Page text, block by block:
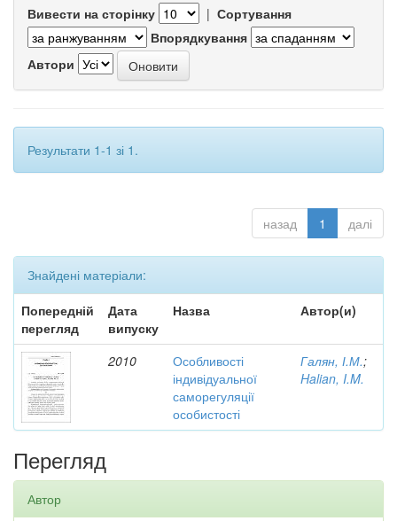
Вивести на сторінку | Сортування
Впорядкування
Автори
Результати 1-1 зі 1.
назад 1 далі
Знайдені матеріали:
Попередній
перегляд
Дата
випуску
Назва Автор(и)
2010
Особливості
індивідуальної
саморегуляції
особистості
Галян, І.М.;
Halian, I.M.
Перегляд
Автор